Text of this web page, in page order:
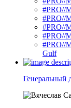
#PRO//
#PRO//
#PRO//
#PRO//
#PRO//
Gulf
Генеральный